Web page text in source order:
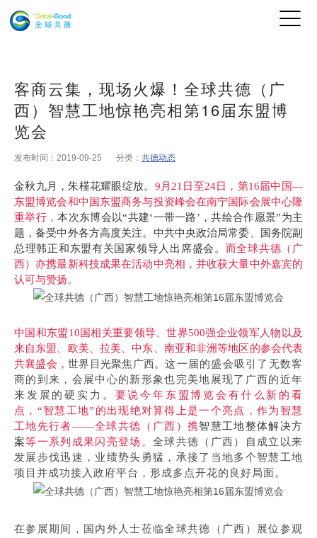
客商云集，现场火爆！全球共德（广
西）智慧工地惊艳亮相第16届东盟博
览会
发布时间：2019-09-25 分类： 共德动态
金秋九月，朱槿花耀眼绽放。 9月21日至24日，第16届中国—
东盟博览会和中国东盟商务与投资峰会在南宁国际会展中心隆
重举行，本次东博会以“共建‘一带一路’，共绘合作愿景”为主
题，备受中外各方高度关注。中共中央政治局常委、国务院副
总理韩正和东盟有关国家领导人出席盛会。 而全球共德（广
西）亦携最新科技成果在活动中亮相，并收获大量中外嘉宾的
认可与赞扬。
中国和东盟10国相关重要领导、世界500强企业领军人物以及
来自东盟、欧美、拉美、中东、南亚和非洲等地区的参会代表
共襄盛会，世界目光聚焦广西。这一届的盛会吸引了无数客
商的到来，会展中心的新形象也完美地展现了广西的近年
来发展的硬实力。 要说今年东盟博览会有什么新的看
点， “智慧工地”的出现绝对算得上是一个亮点，作为智慧
工地先行者——全球共德（广西）携智慧工地整体解决方
案等一系列成果闪亮登场。全球共德（广西）自成立以来
发展步伐迅速，业绩势头勇猛，承接了当地多个智慧工地
项目并成功接入政府平台，形成多点开花的良好局面。
在参展期间，国内外人士莅临全球共德（广西）展位参观